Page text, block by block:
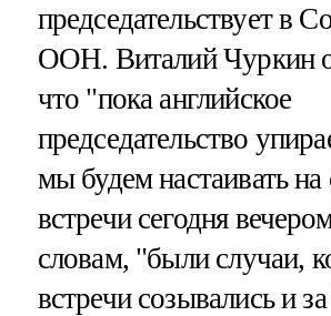
председательствует в
ООН. Виталий Чуркин
что "пока английское
председательство
мы будем настаивать на
встречи сегодня
словам, "были случаи,
встречи созывались и